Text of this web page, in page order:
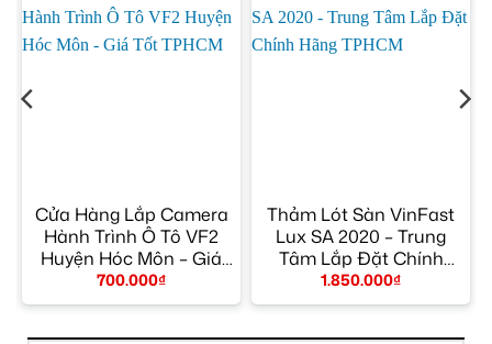
Cửa Hàng Lắp Camera
Hành Trình Ô Tô VF2
Huyện Hóc Môn – Giá
Tốt TPHCM
700.000₫
Thảm Lót Sàn VinFast
Lux SA 2020 – Trung
Tâm Lắp Đặt Chính
Hãng TPHCM
1.850.000₫